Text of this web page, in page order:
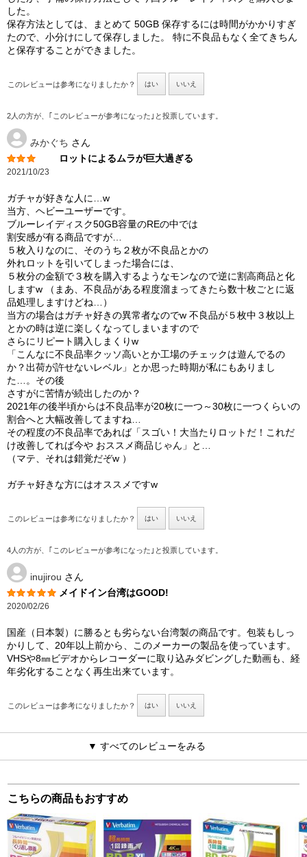
した。
保存方法としては、まとめて 50GB 保存するには時間がかかりすぎ
たので、小分けにして保存しました。 特に不良品もなく全てきちん
と保存することができました。
このレビューは参考になりましたか？ はい いいえ
2人の方が、｢このレビューが参考になった｣と投票しています。
みかぐち さん
ロットによるムラが巨大過ぎる
2021/10/23
ガチャが好きな人に…w
当方、ヘビーユーザーです。
ブルーレイディスク50GB容量のREの中では
割安感が有る商品ですが…
５枚入りなのに、そのうち２枚が不良品とかの
外れロットを引いてしまった場合には、
５枚分の金額で３枚を購入するようなモンなので逆に割高商品と化
しますw （まあ、不良品がある程度溜まってきたら数十枚ごとに返
品処理しますけどね…）
当方の場合はガチャ好きの異常者なのでw 不良品が５枚中３枚以上
とかの時は逆に楽しくなってしまいますので
さらにリピート購入しまくりw
「こんなに不良品率クッソ高いとか工場のチェックは遊んでるの
か？出荷が許せないレベル」とか思った時期が私にもありまし
た…。その後
さすがに苦情が続出したのか？
2021年の後半頃からは不良品率が20枚に一つ～30枚に一つくらいの
割合へと大幅改善してますね…
その程度の不良品率であれば「スゴい！大当たりロットだ！これだ
け改善してれば今や おススメ商品じゃん」と…
（マテ、それは錯覚だぞw ）
ガチャ好きな方にはオススメですw
このレビューは参考になりましたか？ はい いいえ
4人の方が、｢このレビューが参考になった｣と投票しています。
inujirou さん
メイドイン台湾はGOOD!
2020/02/26
国産（日本製）に勝るとも劣らない台湾製の商品です。包装もしっ
かりして、20年以上前から、このメーカーの製品を使っています。
VHSや8㎜ビデオからレコーダーに取り込みダビングした動画も、経
年劣化することなく再生出来ています。
このレビューは参考になりましたか？ はい いいえ
▼ すべてのレビューをみる
こちらの商品もおすすめ